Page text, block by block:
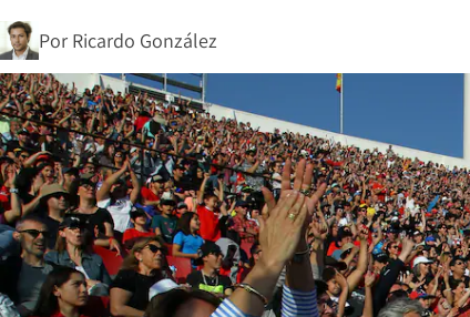
Por Ricardo González